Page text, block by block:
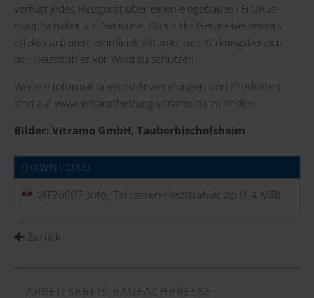
verfügt jedes Heizgerät über einen eingebauten Ein/Aus-
Hauptschalter am Gehäuse. Damit die Geräte besonders
effektiv arbeiten, empfiehlt Vitramo, den Wirkungsbereich
der Heizstrahler vor Wind zu schützen.
Weitere Informationen zu Anwendungen und Produkten
sind auf www.infrarotheizung-vitramo.de zu finden.
Bilder: Vitramo GmbH, Tauberbischofsheim
DOWNLOAD
VIT26007_Info_ Terrassen-Heizstrahler.zip (1,4 MiB)
Zurück
ARBEITSKREIS BAUFACHPRESSE